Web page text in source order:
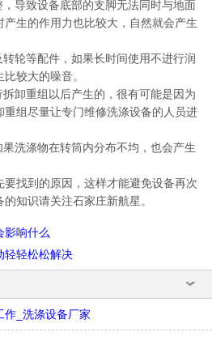
导致设备底部的支脚无法同时与地面
生的作用力也比较大，自然就会产生
轮等配件，如果长时间使用不进行润
较大的噪音。
卸重组以后产生的，很有可能是因为
组尽量让专门维修洗涤设备的人员进
洗涤物在转筒内分布不均，也会产生
找到的原因，这样才能避免设备再次
知识请关注石家庄新航星。
影响什么
轻轻松松解决
作_洗涤设备厂家